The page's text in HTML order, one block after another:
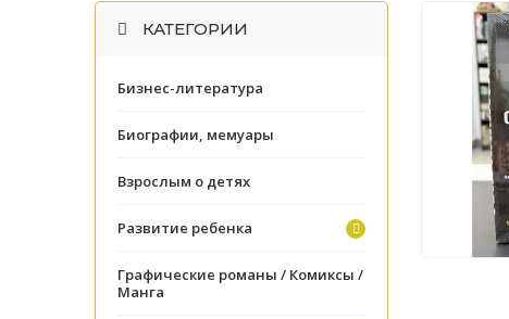
КАТЕГОРИИ
Бизнес-литература
Биографии, мемуары
Взрослым о детях
Развитие ребенка
Графические романы / Комиксы /
Манга